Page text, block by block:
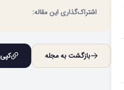
اشتراک‌گذاری این مقاله:
بازگشت به مجله